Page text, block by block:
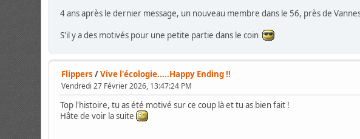
4 ans après le dernier message, un nouveau membre dans le 56, près de
S'il y a des motivés pour une petite partie dans le coin
Flippers /Vive l'écologie.....Happy Ending !!
Vendredi 27 Février 2026, 13:47:24 PM
Top l'histoire, tu as été motivé sur ce coup là et tu as bien fait !
Hâte de voir la suite